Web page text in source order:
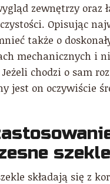
zewnętrzy oraz
Opisując
także o
mechanicznych i
chodzi o sam
jest on oczywiście
składają się z